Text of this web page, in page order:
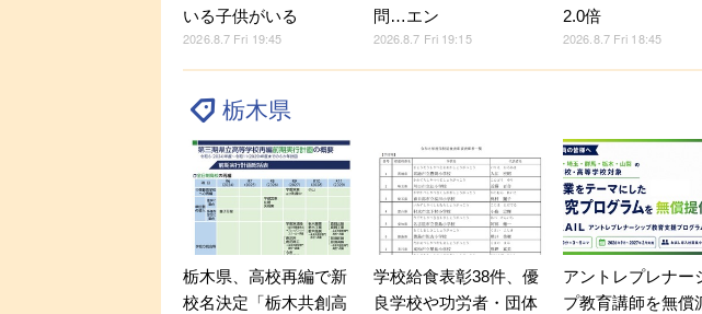
いる子供がいる
2026.8.7 Fri 19:45
問…エン
2026.8.7 Fri 19:15
2.0倍
2026.8.7 Fri 18:45
栃木県
栃木県、高校再編で新
校名決定「栃木共創高
学校給食表彰38件、優
良学校や功労者・団体
アントレプレナー
プ教育講師を無償